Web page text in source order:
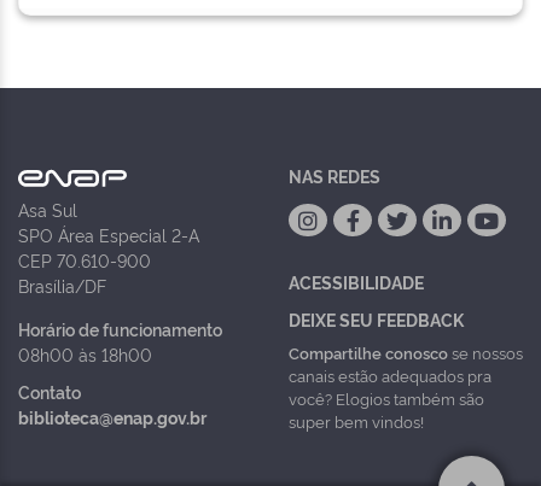
Asa Sul
SPO Área Especial 2-A
CEP 70.610-900
Brasília/DF
Horário de funcionamento
08h00 às 18h00
Contato
biblioteca@enap.gov.br
NAS REDES
ACESSIBILIDADE
DEIXE SEU FEEDBACK
Compartilhe conoscose nossos
canais estão adequados pra
você? Elogios também são
super bem vindos!